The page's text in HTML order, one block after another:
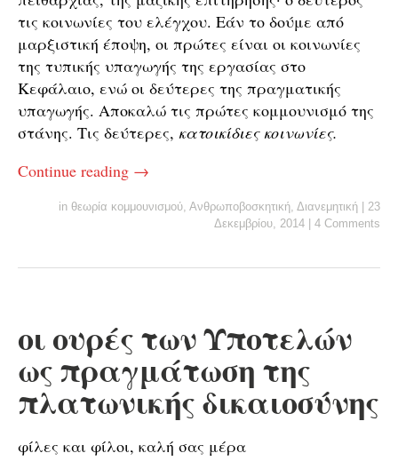
τις κοινωνίες του ελέγχου. Εάν το δούμε από
μαρξιστική έποψη, οι πρώτες είναι οι κοινωνίες
της τυπικής υπαγωγής της εργασίας στο
Κεφάλαιο, ενώ οι δεύτερες της πραγματικής
υπαγωγής. Αποκαλώ τις πρώτες κομμουνισμό της
στάνης. Τις δεύτερες, κατοικίδιες κοινωνίες.
Continue reading →
in θεωρία κομμουνισμού, Ανθρωποβοσκητική, Διανεμητική
23
Δεκεμβρίου, 2014
4 Comments
οι ουρές των Υποτελών
ως πραγμάτωση της
πλατωνικής δικαιοσύνης
φίλες και φίλοι, καλή σας μέρα